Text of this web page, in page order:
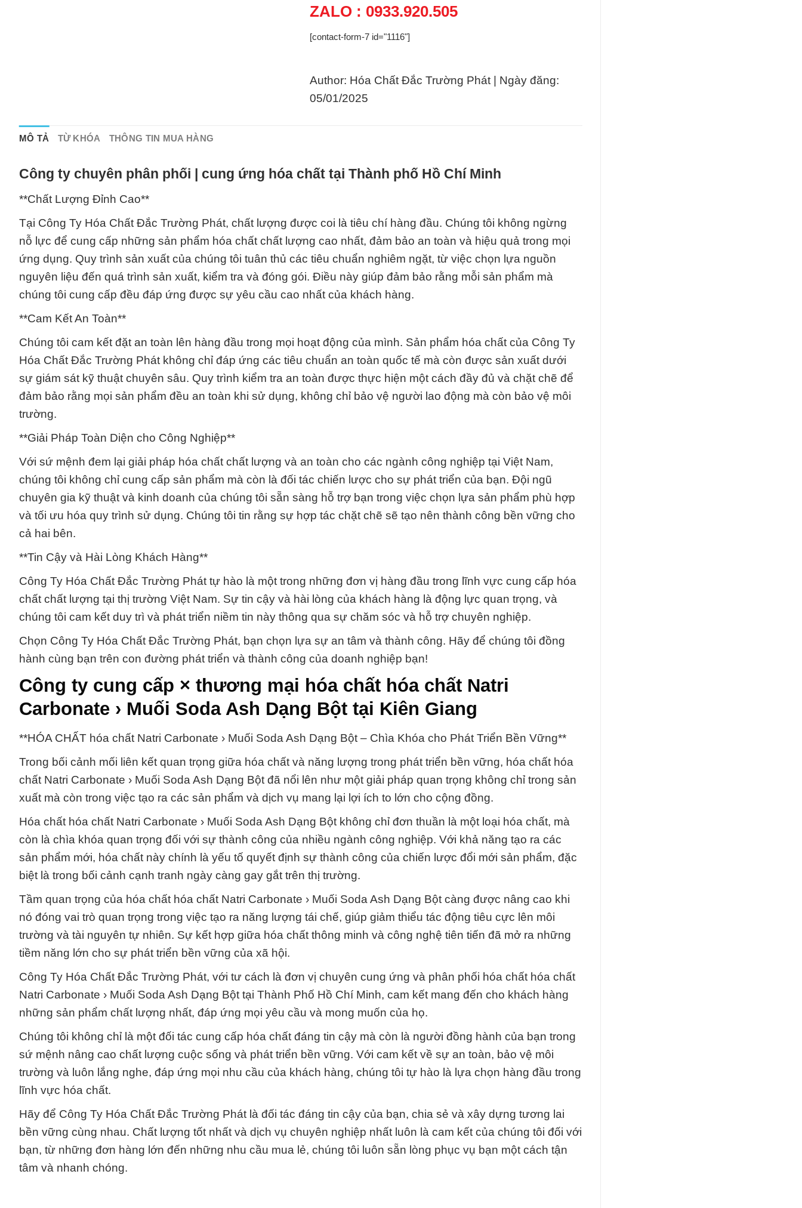
ZALO : 0933.920.505
[contact-form-7 id="1116"]
Author: Hóa Chất Đắc Trường Phát | Ngày đăng:
05/01/2025
MÔ TẢ TỪ KHÓA THÔNG TIN MUA HÀNG
Công ty chuyên phân phối | cung ứng hóa chất tại Thành phố Hồ Chí Minh
**Chất Lượng Đỉnh Cao**
Tại Công Ty Hóa Chất Đắc Trường Phát, chất lượng được coi là tiêu chí hàng đầu. Chúng tôi không ngừng
nỗ lực để cung cấp những sản phẩm hóa chất chất lượng cao nhất, đảm bảo an toàn và hiệu quả trong mọi
ứng dụng. Quy trình sản xuất của chúng tôi tuân thủ các tiêu chuẩn nghiêm ngặt, từ việc chọn lựa nguồn
nguyên liệu đến quá trình sản xuất, kiểm tra và đóng gói. Điều này giúp đảm bảo rằng mỗi sản phẩm mà
chúng tôi cung cấp đều đáp ứng được sự yêu cầu cao nhất của khách hàng.
**Cam Kết An Toàn**
Chúng tôi cam kết đặt an toàn lên hàng đầu trong mọi hoạt động của mình. Sản phẩm hóa chất của Công Ty
Hóa Chất Đắc Trường Phát không chỉ đáp ứng các tiêu chuẩn an toàn quốc tế mà còn được sản xuất dưới
sự giám sát kỹ thuật chuyên sâu. Quy trình kiểm tra an toàn được thực hiện một cách đầy đủ và chặt chẽ để
đảm bảo rằng mọi sản phẩm đều an toàn khi sử dụng, không chỉ bảo vệ người lao động mà còn bảo vệ môi
trường.
**Giải Pháp Toàn Diện cho Công Nghiệp**
Với sứ mệnh đem lại giải pháp hóa chất chất lượng và an toàn cho các ngành công nghiệp tại Việt Nam,
chúng tôi không chỉ cung cấp sản phẩm mà còn là đối tác chiến lược cho sự phát triển của bạn. Đội ngũ
chuyên gia kỹ thuật và kinh doanh của chúng tôi sẵn sàng hỗ trợ bạn trong việc chọn lựa sản phẩm phù hợp
và tối ưu hóa quy trình sử dụng. Chúng tôi tin rằng sự hợp tác chặt chẽ sẽ tạo nên thành công bền vững cho
cả hai bên.
**Tin Cậy và Hài Lòng Khách Hàng**
Công Ty Hóa Chất Đắc Trường Phát tự hào là một trong những đơn vị hàng đầu trong lĩnh vực cung cấp hóa
chất chất lượng tại thị trường Việt Nam. Sự tin cậy và hài lòng của khách hàng là động lực quan trọng, và
chúng tôi cam kết duy trì và phát triển niềm tin này thông qua sự chăm sóc và hỗ trợ chuyên nghiệp.
Chọn Công Ty Hóa Chất Đắc Trường Phát, bạn chọn lựa sự an tâm và thành công. Hãy để chúng tôi đồng
hành cùng bạn trên con đường phát triển và thành công của doanh nghiệp bạn!
Công ty cung cấp × thương mại hóa chất hóa chất Natri
Carbonate › Muối Soda Ash Dạng Bột tại Kiên Giang
**HÓA CHẤT hóa chất Natri Carbonate › Muối Soda Ash Dạng Bột – Chìa Khóa cho Phát Triển Bền Vững**
Trong bối cảnh mối liên kết quan trọng giữa hóa chất và năng lượng trong phát triển bền vững, hóa chất hóa
chất Natri Carbonate › Muối Soda Ash Dạng Bột đã nổi lên như một giải pháp quan trọng không chỉ trong sản
xuất mà còn trong việc tạo ra các sản phẩm và dịch vụ mang lại lợi ích to lớn cho cộng đồng.
Hóa chất hóa chất Natri Carbonate › Muối Soda Ash Dạng Bột không chỉ đơn thuần là một loại hóa chất, mà
còn là chìa khóa quan trọng đối với sự thành công của nhiều ngành công nghiệp. Với khả năng tạo ra các
sản phẩm mới, hóa chất này chính là yếu tố quyết định sự thành công của chiến lược đổi mới sản phẩm, đặc
biệt là trong bối cảnh cạnh tranh ngày càng gay gắt trên thị trường.
Tầm quan trọng của hóa chất hóa chất Natri Carbonate › Muối Soda Ash Dạng Bột càng được nâng cao khi
nó đóng vai trò quan trọng trong việc tạo ra năng lượng tái chế, giúp giảm thiểu tác động tiêu cực lên môi
trường và tài nguyên tự nhiên. Sự kết hợp giữa hóa chất thông minh và công nghệ tiên tiến đã mở ra những
tiềm năng lớn cho sự phát triển bền vững của xã hội.
Công Ty Hóa Chất Đắc Trường Phát, với tư cách là đơn vị chuyên cung ứng và phân phối hóa chất hóa chất
Natri Carbonate › Muối Soda Ash Dạng Bột tại Thành Phố Hồ Chí Minh, cam kết mang đến cho khách hàng
những sản phẩm chất lượng nhất, đáp ứng mọi yêu cầu và mong muốn của họ.
Chúng tôi không chỉ là một đối tác cung cấp hóa chất đáng tin cậy mà còn là người đồng hành của bạn trong
sứ mệnh nâng cao chất lượng cuộc sống và phát triển bền vững. Với cam kết về sự an toàn, bảo vệ môi
trường và luôn lắng nghe, đáp ứng mọi nhu cầu của khách hàng, chúng tôi tự hào là lựa chọn hàng đầu trong
lĩnh vực hóa chất.
Hãy để Công Ty Hóa Chất Đắc Trường Phát là đối tác đáng tin cậy của bạn, chia sẻ và xây dựng tương lai
bền vững cùng nhau. Chất lượng tốt nhất và dịch vụ chuyên nghiệp nhất luôn là cam kết của chúng tôi đối với
bạn, từ những đơn hàng lớn đến những nhu cầu mua lẻ, chúng tôi luôn sẵn lòng phục vụ bạn một cách tận
tâm và nhanh chóng.